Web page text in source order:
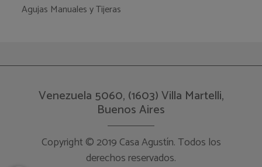
Agujas Manuales y Tijeras
Venezuela 5060, (1603) Villa Martelli,
Buenos Aires
Copyright © 2019 Casa Agustín. Todos los
derechos reservados.